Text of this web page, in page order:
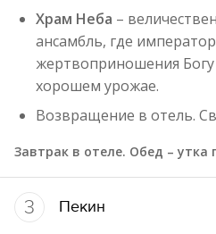
Храм Неба –
ансамбль, где
жертвоприношения
хорошем урожае.
Возвращение в отель.
Завтрак в отеле. Обед – утка
3 Пекин